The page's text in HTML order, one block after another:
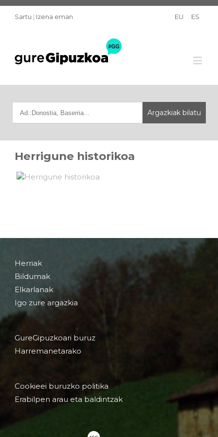
Sartu | Izena eman EU ES
Herrigune historikoa
Herriak
Bildumak
Elkarlanak
Igo zure argazkia
GureGipuzkoari buruz
Harremanetarako
Cookieei buruzko politika
Erabilpen arau eta baldintzak